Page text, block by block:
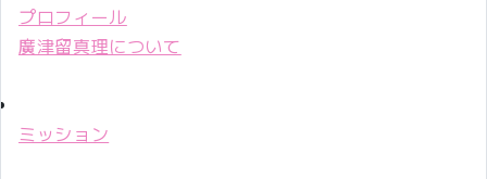
プロフィール
廣津留真理について
ミッション